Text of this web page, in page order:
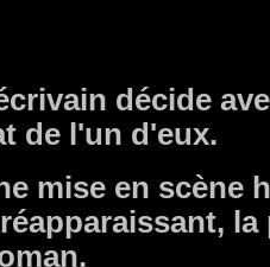
décide
de l'un d'eux.
mise en scène